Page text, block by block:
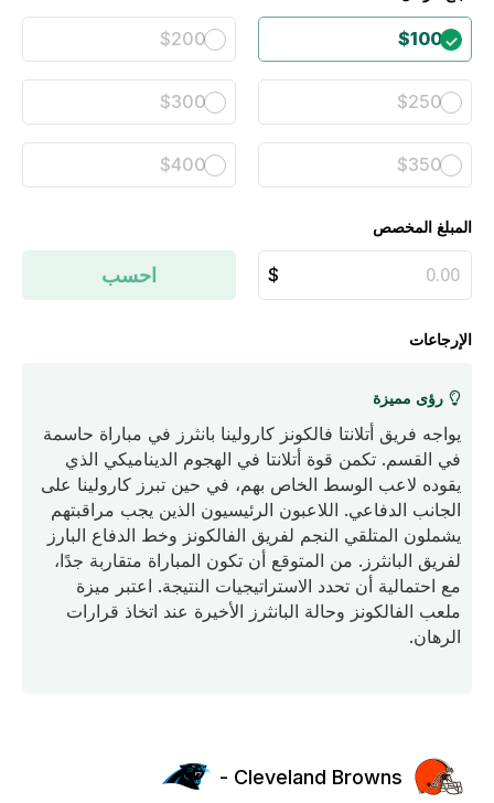
$100
$200
$250
$300
$350
$400
المبلغ المخصص
احسب
الإرجاعات
رؤى مميزة
يواجه فريق أتلانتا فالكونز كارولينا بانثرز في مباراة حاسمة
في القسم. تكمن قوة أتلانتا في الهجوم الديناميكي الذي
يقوده لاعب الوسط الخاص بهم، في حين تبرز كارولينا على
الجانب الدفاعي. اللاعبون الرئيسيون الذين يجب مراقبتهم
يشملون المتلقي النجم لفريق الفالكونز وخط الدفاع البارز
لفريق البانثرز. من المتوقع أن تكون المباراة متقاربة جدًا،
مع احتمالية أن تحدد الاستراتيجيات النتيجة. اعتبر ميزة
ملعب الفالكونز وحالة البانثرز الأخيرة عند اتخاذ قرارات
الرهان.
Cleveland Browns -